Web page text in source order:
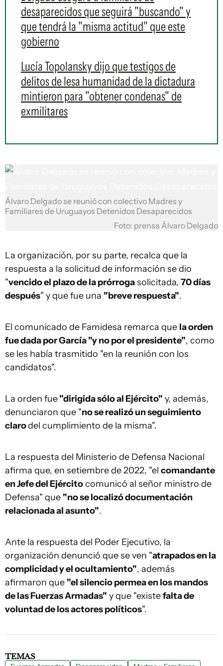
desaparecidos que seguirá "buscando" y
que tendrá la "misma actitud" que este
gobierno
Lucía Topolansky dijo que testigos de
delitos de lesa humanidad de la dictadura
mintieron para "obtener condenas" de
exmilitares
Álvaro Delgado se reunió con colectivo Madres y
Familiares de Uruguayos Detenidos Desaparecidos
Foto: prensa Álvaro Delgado
La organización, por su parte, recalca que la
respuesta a la solicitud de información se dio
"vencido el plazo de la prórrogasolicitada, 70 días
después" y que fue una "breve respuesta".
El comunicado de Famidesa remarca que la orden
fue dada porGarcía "y no por el presidente", como
se les había trasmitido "en la reunión con los
candidatos".
La orden fue"dirigida sólo al Ejército" y, además,
denunciaron que "no se realizó un seguimiento
clarodel cumplimiento de la misma".
La respuesta del Ministerio de Defensa Nacional
afirma que, en setiembre de 2022, "el comandante
en Jefe del Ejércitocomunicó al señor ministro de
Defensa" que "no se localizó documentación
relacionada al asunto".
Ante la respuesta del Poder Ejecutivo, la
organización denunció que se ven "atrapados en la
complicidad y el ocultamiento", además
afirmaron que "el silencio permea en los mandos
de las Fuerzas Armadas" y que "existefalta de
voluntad de los actores políticos".
TEMAS